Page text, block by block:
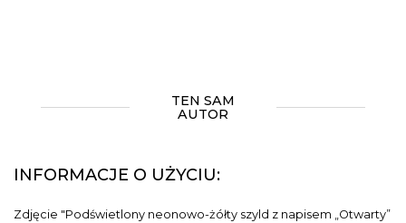
TEN SAM
AUTOR
INFORMACJE O UŻYCIU:
Zdjęcie "Podświetlony neonowo-żółty szyld z napisem „Otwarty”